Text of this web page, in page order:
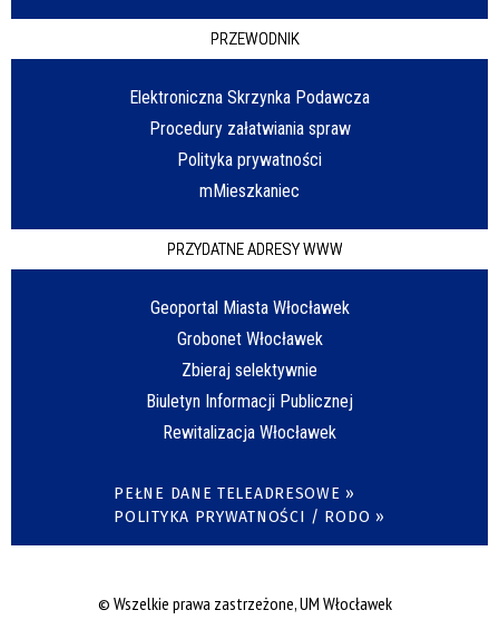
PRZEWODNIK
Elektroniczna Skrzynka Podawcza
Procedury załatwiania spraw
Polityka prywatności
mMieszkaniec
PRZYDATNE ADRESY WWW
Geoportal Miasta Włocławek
Grobonet Włocławek
Zbieraj selektywnie
Biuletyn Informacji Publicznej
Rewitalizacja Włocławek
PEŁNE DANE TELEADRESOWE »
POLITYKA PRYWATNOŚCI / RODO »
© Wszelkie prawa zastrzeżone, UM Włocławek